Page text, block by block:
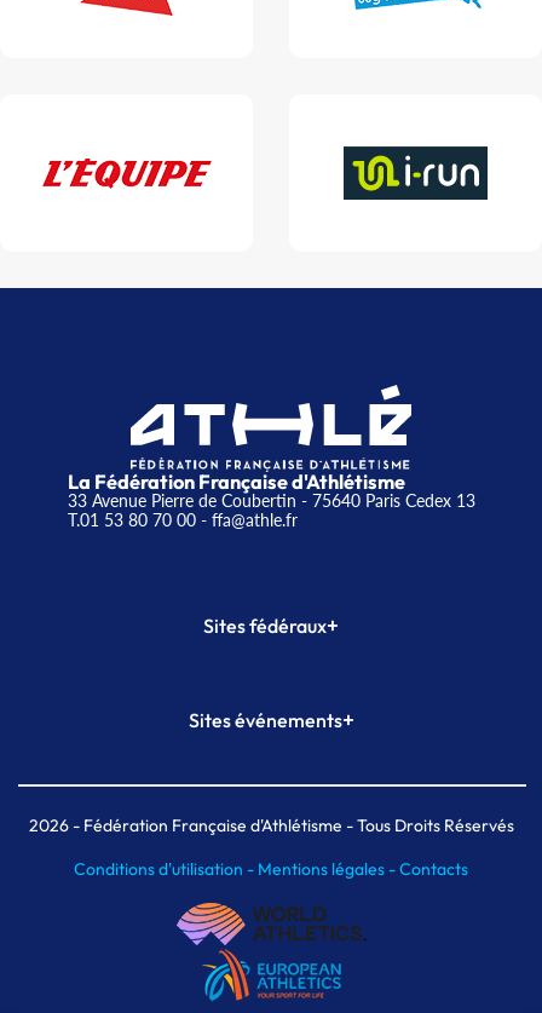
La Fédération Française d'Athlétisme
33 Avenue Pierre de Coubertin - 75640 Paris Cedex 13
T.01 53 80 70 00- ffa@athle.fr
Sites fédéraux+
Plateforme Formation
Sites événements+
Meeting de Paris indoor
MAIF Ekiden de Paris
2026- Fédération Française d'Athlétisme - Tous Droits Réservés
Conditions d'utilisation - Mentions légales -Contacts